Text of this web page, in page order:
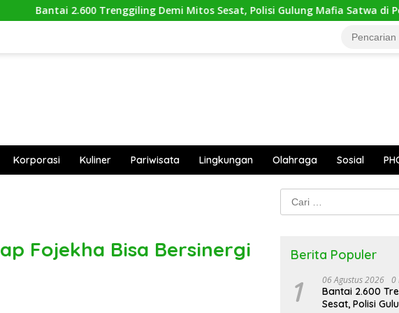
Trenggiling Demi Mitos Sesat, Polisi Gulung Mafia Satwa di Pontianak Bersama
Korporasi Kuliner Pariwisata Lingkungan Olahraga Sosial
Fojekha Bisa Bersinergi
Cari
untuk:
Berita Populer
1 06 Agustus 2026 0
Bantai 2.600
Sesat, Polisi